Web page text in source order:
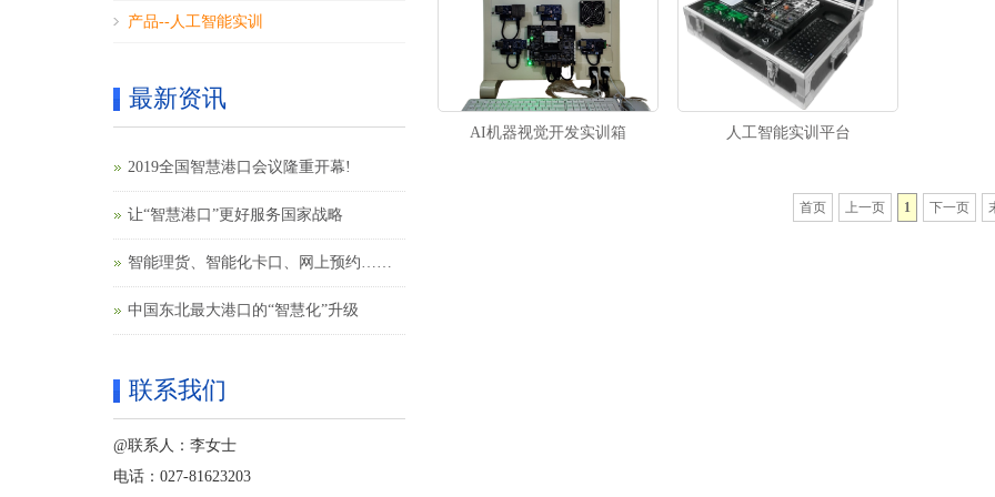
产品--人工智能实训
最新资讯
2019全国智慧港口会议隆重开幕!
让“智慧港口”更好服务国家战略
智能理货、智能化卡口、网上预约……
中国东北最大港口的“智慧化”升级
联系我们
@联系人：李女士
电话：027-81623203
AI机器视觉开发实训箱 人工智能实训平台
首页 上一页 1 下一页